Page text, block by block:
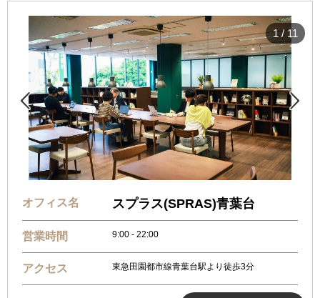
 
1/ 11
オフィス名 スプラス(SPRAS)青葉台
営業時間 9:00 - 22:00
アクセス 東急田園都市線青葉台駅より徒歩3分